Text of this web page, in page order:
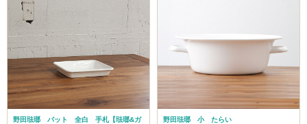
野田琺瑯 バット 全白 手札【琺瑯&ガ
野田琺瑯 小 たらい